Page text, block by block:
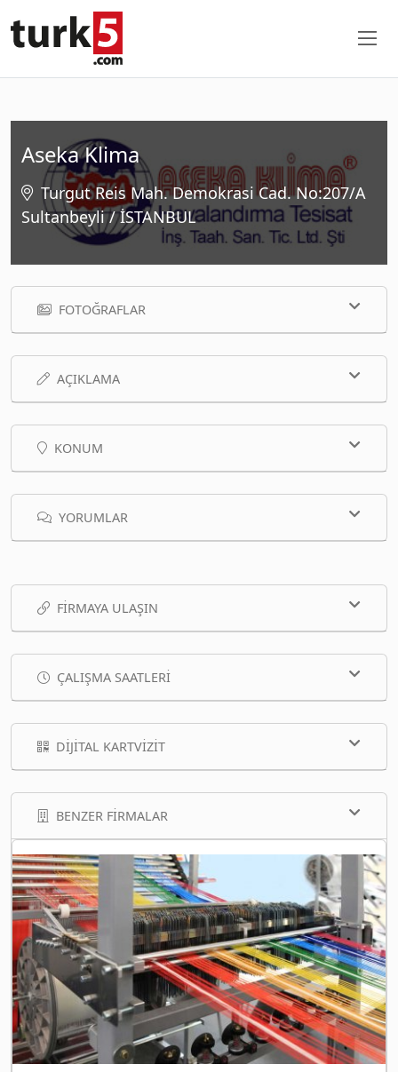
Aseka Klima
Turgut Reis Mah. Demokrasi Cad. No:207/A
Sultanbeyli / İSTANBUL
FOTOĞRAFLAR
AÇIKLAMA
KONUM
YORUMLAR
FIRMAYA ULAŞIN
ÇALIŞMA SAATLERI
DIJITAL KARTVIZIT
BENZER FIRMALAR